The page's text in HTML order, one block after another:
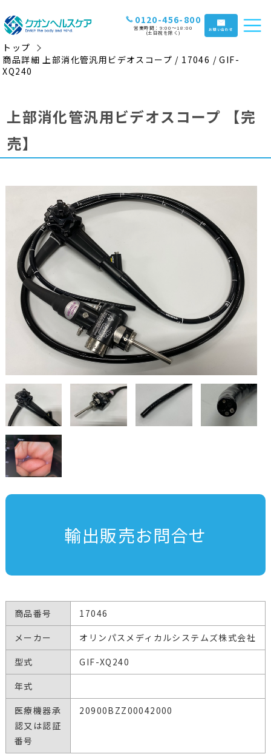
0120-456-800
営業時間：9:00〜18:00
(土日祝を除く) お問い合わせ
トップ
商品詳細 上部消化管汎用ビデオスコープ / 17046 / GIF-
XQ240
上部消化管汎用ビデオスコープ
【完
売】
輸出販売お問合せ
商品番号
17046
メーカー
オリンパスメディカルシステムズ株式会社
型式
GIF-XQ240
年式
医療機器承
認又は認証
番号
20900BZZ00042000